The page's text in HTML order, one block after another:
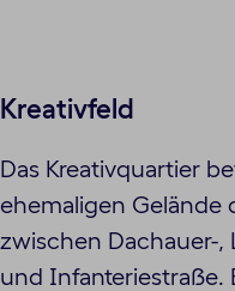
Kreativfeld
Das Kreativquartier
ehemaligen Gelände
zwischen Dachauer-,
und Infanteriestraße.